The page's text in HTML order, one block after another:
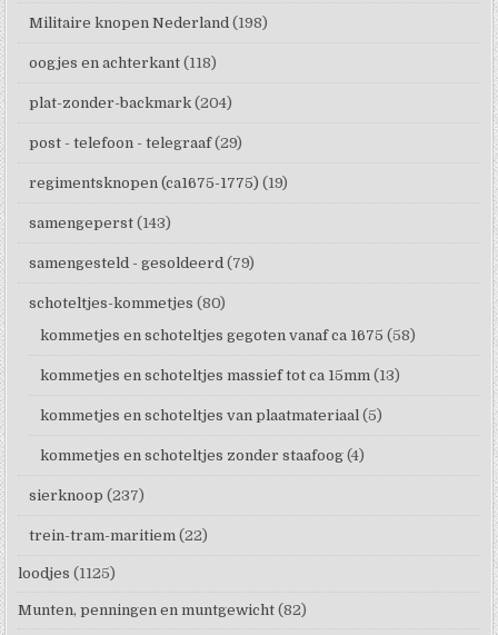
Militaire knopen Nederland (198)
oogjes en achterkant (118)
plat-zonder-backmark (204)
post - telefoon - telegraaf (29)
regimentsknopen (ca1675-1775) (19)
samengeperst (143)
samengesteld - gesoldeerd (79)
schoteltjes-kommetjes (80)
kommetjes en schoteltjes gegoten vanaf ca 1675 (58)
kommetjes en schoteltjes massief tot ca 15mm (13)
kommetjes en schoteltjes van plaatmateriaal (5)
kommetjes en schoteltjes zonder staafoog (4)
sierknoop (237)
trein-tram-maritiem (22)
loodjes (1125)
Munten, penningen en muntgewicht (82)